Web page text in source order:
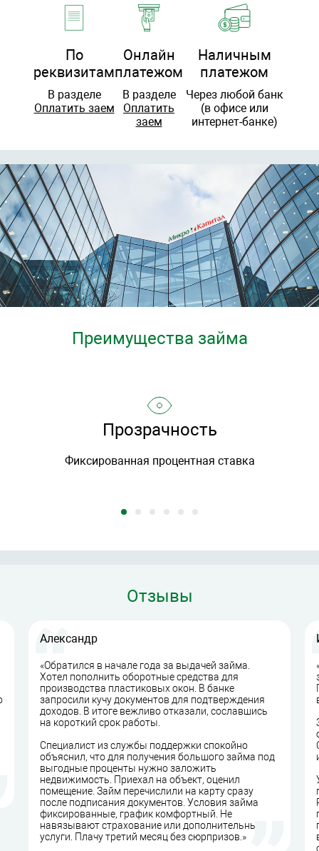
По
реквизитам
В разделе
Оплатить заем
Онлайн
платежом
В разделе
Оплатить
заем
Наличным
платежом
Через любой банк
(в офисе или
интернет-банке)
Преимущества займа
Прозрачность
Фиксированная процентная ставка
Отзывы
Александр
«Обратился в начале года за выдачей займа.
Хотел пополнить оборотные средства для
производства пластиковых окон. В банке
запросили кучу документов для подтверждения
доходов. В итоге вежливо отказали, сославшись
на короткий срок работы.
Специалист из службы поддержки спокойно
объяснил, что для получения большого займа под
выгодные проценты нужно заложить
недвижимость. Приехал на объект, оценил
помещение. Займ перечислили на карту сразу
после подписания документов. Условия займа
фиксированные, график комфортный. Не
навязывают страхование или дополнительные
услуги. Плачу третий месяц без сюрпризов.»